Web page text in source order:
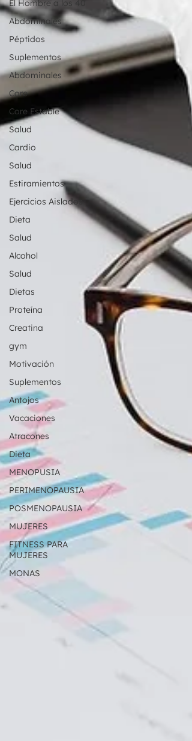
El Hombre a los 40
Abdominales
Péptidos
Suplementos
Abdominales
Core
Core Estable
Salud
Cardio
Salud
Estiramientos
Ejercicios Aislados
Dieta
Salud
Alcohol
Salud
Dietas
Proteína
Creatina
gym
Motivación
Suplementos
Antojos
Vacaciones
Atracones
Dieta
MENOPUSIA
PERIMENOPAUSIA
POSMENOPAUSIA
MUJERES
FITNESS PARA
MUJERES
MONAS